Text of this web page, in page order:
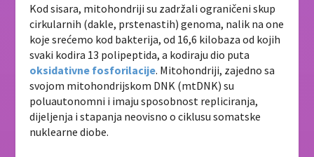
Kod sisara, mitohondriji su zadržali ograničeni skup
cirkularnih (dakle, prstenastih) genoma, nalik na one
koje srećemo kod bakterija, od 16,6 kilobaza od kojih
svaki kodira 13 polipeptida, a kodiraju dio puta
oksidativne fosforilacije. Mitohondriji, zajedno sa
svojom mitohondrijskom DNK (mtDNK) su
poluautonomni i imaju sposobnost repliciranja,
dijeljenja i stapanja neovisno o ciklusu somatske
nuklearne diobe.